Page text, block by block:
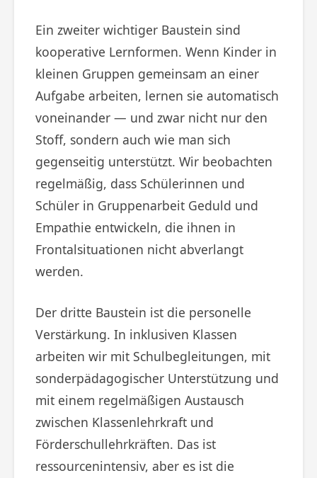
Ein zweiter wichtiger Baustein sind
kooperative Lernformen. Wenn Kinder in
kleinen Gruppen gemeinsam an einer
Aufgabe arbeiten, lernen sie automatisch
voneinander — und zwar nicht nur den
Stoff, sondern auch wie man sich
gegenseitig unterstützt. Wir beobachten
regelmäßig, dass Schülerinnen und
Schüler in Gruppenarbeit Geduld und
Empathie entwickeln, die ihnen in
Frontalsituationen nicht abverlangt
werden.
Der dritte Baustein ist die personelle
Verstärkung. In inklusiven Klassen
arbeiten wir mit Schulbegleitungen, mit
sonderpädagogischer Unterstützung und
mit einem regelmäßigen Austausch
zwischen Klassenlehrkraft und
Förderschullehrkräften. Das ist
ressourcenintensiv, aber es ist die